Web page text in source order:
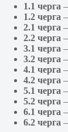
1.1 черга
1.2 черга
2.1 черга
2.2 черга
3.1 черга
3.2 черга
4.1 черга
4.2 черга
5.1 черга
5.2 черга
6.1 черга
6.2 черга